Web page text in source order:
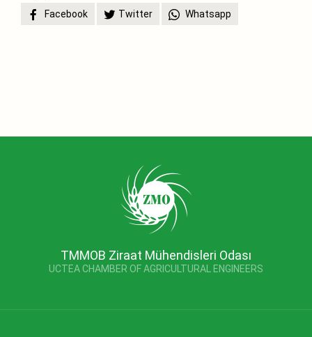
Facebook
Twitter Whatsapp
TMMOB Ziraat Mühendisleri Odası
UCTEA CHAMBER OF AGRICULTURAL ENGINEERS